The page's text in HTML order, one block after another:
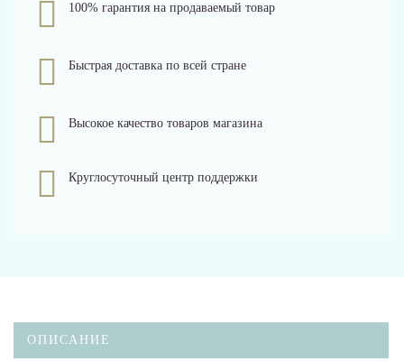
100% гарантия на продаваемый товар
Быстрая доставка по всей стране
Высокое качество товаров магазина
Круглосуточный центр поддержки
ОПИСАНИЕ